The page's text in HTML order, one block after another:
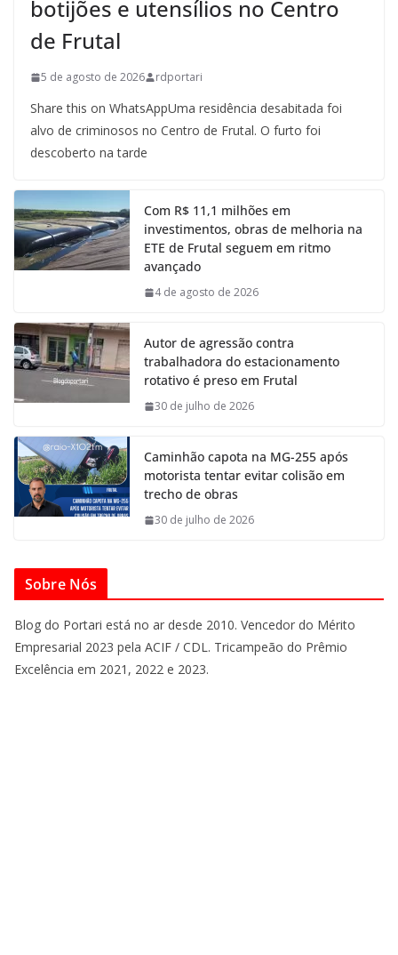
botijões e utensílios no Centro
de Frutal
5 de agosto de 2026 rdportari
Share this on WhatsAppUma residência desabitada foi
alvo de criminosos no Centro de Frutal. O furto foi
descoberto na tarde
Com R$ 11,1 milhões em
investimentos, obras de melhoria na
ETE de Frutal seguem em ritmo
avançado
4 de agosto de 2026
Autor de agressão contra
trabalhadora do estacionamento
rotativo é preso em Frutal
30 de julho de 2026
Caminhão capota na MG-255 após
motorista tentar evitar colisão em
trecho de obras
30 de julho de 2026
Sobre Nós
Blog do Portari está no ar desde 2010. Vencedor do Mérito
Empresarial 2023 pela ACIF / CDL. Tricampeão do Prêmio
Excelência em 2021, 2022 e 2023.